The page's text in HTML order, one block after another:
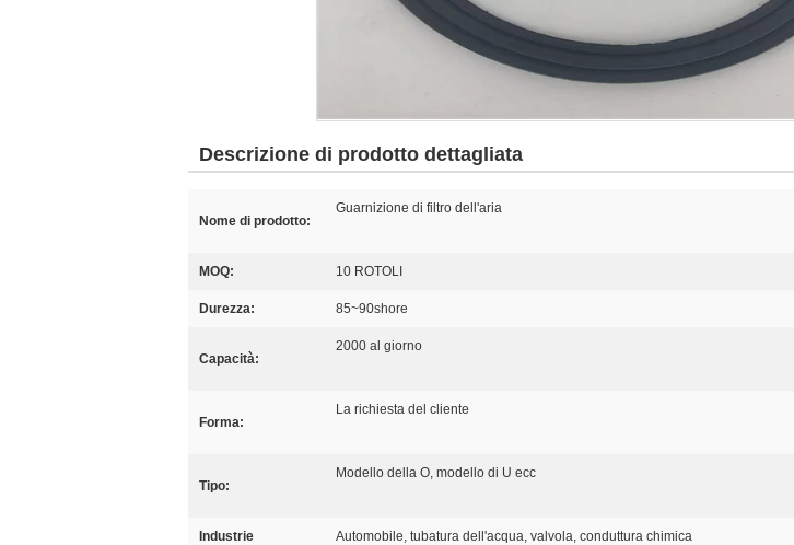
Descrizione di prodotto dettagliata
Nome di prodotto:
Guarnizione di filtro dell'aria
MOQ: 10 ROTOLI
Durezza: 85~90shore
Capacità:
2000 al giorno
Forma:
La richiesta del cliente
Tipo:
Modello della O, modello di U ecc
Industrie
Automobile, tubatura dell'acqua, valvola, conduttura chimica